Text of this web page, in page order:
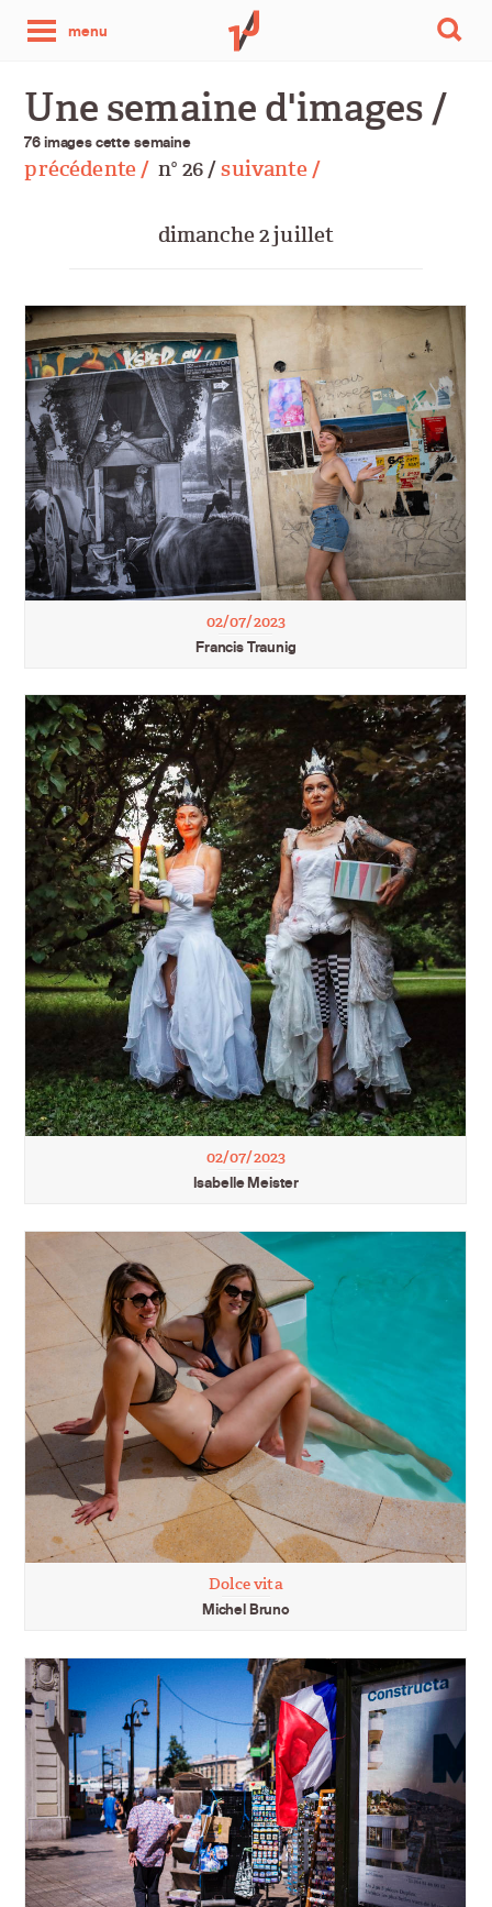
menu
photo
par
jour
Une semaine d'images /
76 images cette semaine
précédente / no 26 /suivante /
dimanche 2 juillet
02/07/2023
Francis Traunig
02/07/2023
Isabelle Meister
Dolce vita
Michel Bruno